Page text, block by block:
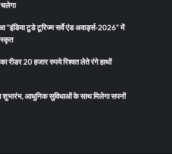
“इंडिया टुडे टूरिज्म सर्वे एंड अवार्ड्स-2026” में
का रीडर 20 हजार रुपये रिश्वत लेते रंगे हाथों
शुभारंभ, आधुनिक सुविधाओं के साथ मिलेगा सपनों